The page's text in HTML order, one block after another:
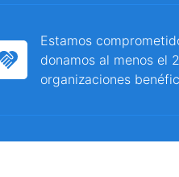
Estamos
donamos al menos el
organizaciones